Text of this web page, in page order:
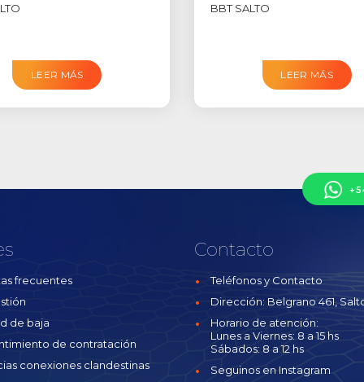
LEER MÁS
BBT SALTO
LEER MÁS
frecuentes
de baja
de contratación
conexiones clandestinas
Contacto
Teléfonos y Contacto
Dirección: Belgrano 461,
Horario de atención:
Lunes a Viernes: 8 a 15 hs
Sábados: 8 a 12 hs
Seguinos en Instagram